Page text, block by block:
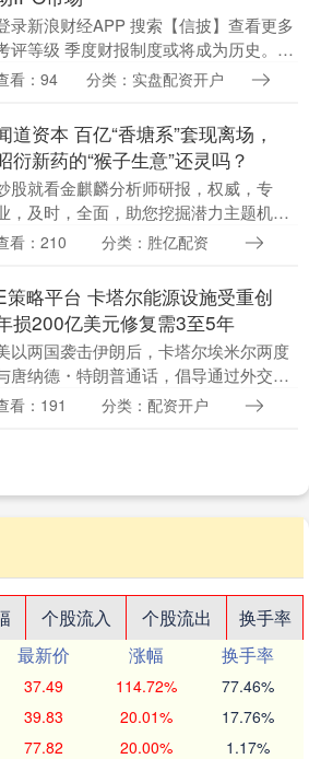
录新浪财经APP 搜索【信披】查看更多
评等级 季度财报制度或将成为历史。这
带来更多 IPO 吗？ 投资上市公司的一大
....
看：94 分类：实盘配资开户
道资本 百亿“香塘系”套现离场，
衍新药的“猴子生意”还灵吗？
股就看金麒麟分析师研报，权威，专
，及时，全面，助您挖掘潜力主题机
！ 来源 | 野马财经 作者 |孙梦圆 2025年
看：210 分类：胜亿配资
策略平台 卡塔尔能源设施受重创
损200亿美元修复需3至5年
以两国袭击伊朗后，卡塔尔埃米尔两度
唐纳德・特朗普通话，倡导通过外交途
解决争端，并警示局势存在“危险升
看：191 分类：配资开户
个股流入 个股流出
换手率
最新价 涨幅
换手率
37.49 114.72% 77.46%
39.83 20.01% 17.76%
77.82 20.00% 1.17%